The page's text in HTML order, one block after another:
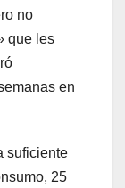
no
que les
en
suficiente
25